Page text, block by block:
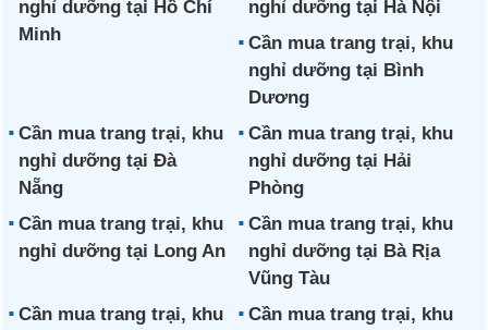
nghỉ dưỡng tại Hồ Chí
Minh
nghỉ dưỡng tại Hà Nội
Cần mua trang trại, khu
nghỉ dưỡng tại Bình
Dương
Cần mua trang trại, khu
nghỉ dưỡng tại Đà
Nẵng
Cần mua trang trại, khu
nghỉ dưỡng tại Hải
Phòng
Cần mua trang trại, khu
nghỉ dưỡng tại Long An
Cần mua trang trại, khu
nghỉ dưỡng tại Bà Rịa
Vũng Tàu
Cần mua trang trại, khu
Cần mua trang trại, khu